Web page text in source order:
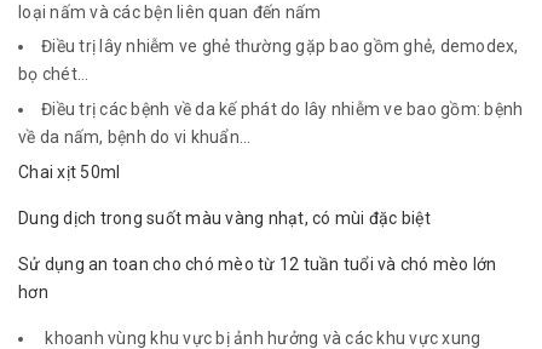
loại nấm và các bện liên quan đến nấm
Điều trị lây nhiễm ve ghẻ thường gặp bao gồm ghẻ, demodex,
bọ chét...
Điều trị các bệnh về da kế phát do lây nhiễm ve bao gồm: bệnh
về da nấm, bệnh do vi khuẩn...
Chai xịt 50ml
Dung dịch trong suốt màu vàng nhạt, có mùi đặc biệt
Sử dụng an toan cho chó mèo từ 12 tuần tuổi và chó mèo lớn
hơn
khoanh vùng khu vực bị ảnh hưởng và các khu vực xung